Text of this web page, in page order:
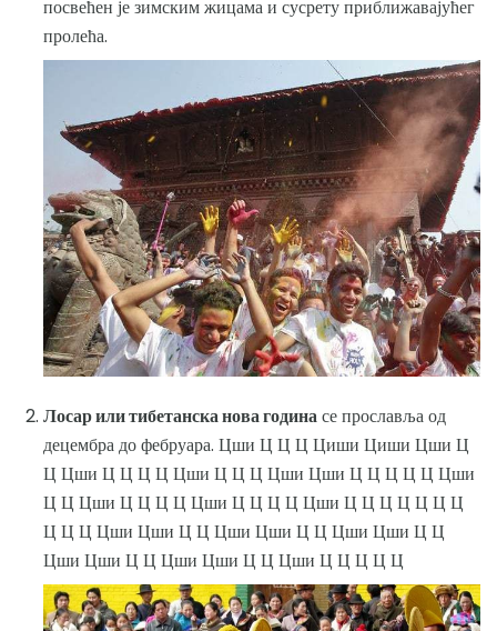
посвећен је зимским жицама и сусрету приближавајућег
пролећа.
Лосар или тибетанска нова годинасе прославља од
децембра до фебруара. Цши Ц Ц Ц Циши Циши Цши Ц
Ц Цши Ц Ц Ц Ц Цши Ц Ц Ц Цши Цши Ц Ц Ц Ц Ц Цши
Ц Ц Цши Ц Ц Ц Ц Цши Ц Ц Ц Ц Цши Ц Ц Ц Ц Ц Ц Ц
Ц Ц Ц Цши Цши Ц Ц Цши Цши Ц Ц Цши Цши Ц Ц
Цши Цши Ц Ц Цши Цши Ц Ц Цши Ц Ц Ц Ц Ц